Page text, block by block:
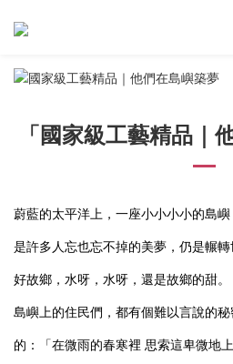
「國家級工藝精品｜
蔚藍的太平洋上，一座小小小小的島
是許多人忘也忘不掉的美夢，仍是輾
好故鄉，水呀，水呀，還是故鄉的甜。
島嶼上的住民們，都有個難以言說的
的：「在微雨的春寒裡 思索這卑微地